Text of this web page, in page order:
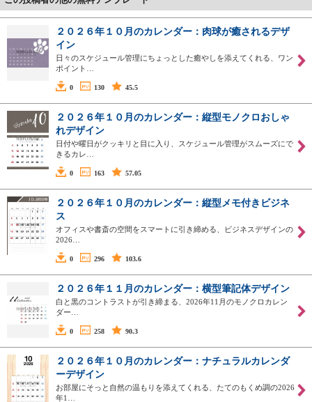
２０２６年１０月のカレンダー：肉球が癒されるデザ
イン
日々のスケジュール管理にちょっとした癒やしを添えてくれる、ワン
ポイント…
0 130 45.5
２０２６年１０月のカレンダー：縦型モノクロおしゃ
れデザイン
日付や曜日がクッキリと目に入り、スケジュール管理がスムーズにで
きるカレ…
0 163 57.05
２０２６年１０月のカレンダー：縦型メモ付きビジネ
ス
オフィスや書斎の空間をスマートに引き締める、ビジネスデザインの
2026…
0 296 103.6
２０２６年１１月のカレンダー：横型筆記体デザイン
白と黒のコントラストが引き締まる、2026年11月のモノクロカレン
ダー…
0 258 90.3
２０２６年１０月のカレンダー：ナチュラルカレンダ
ーデザイン
お部屋にそっと自然の温もりを添えてくれる、たてのもくめ調の2026
年1…